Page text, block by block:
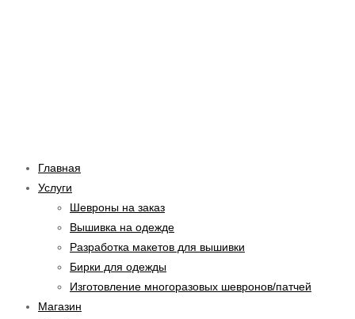
Главная
Услуги
Шевроны на заказ
Вышивка на одежде
Разработка макетов для вышивки
Бирки для одежды
Изготовление многоразовых шевронов/патчей
Магазин